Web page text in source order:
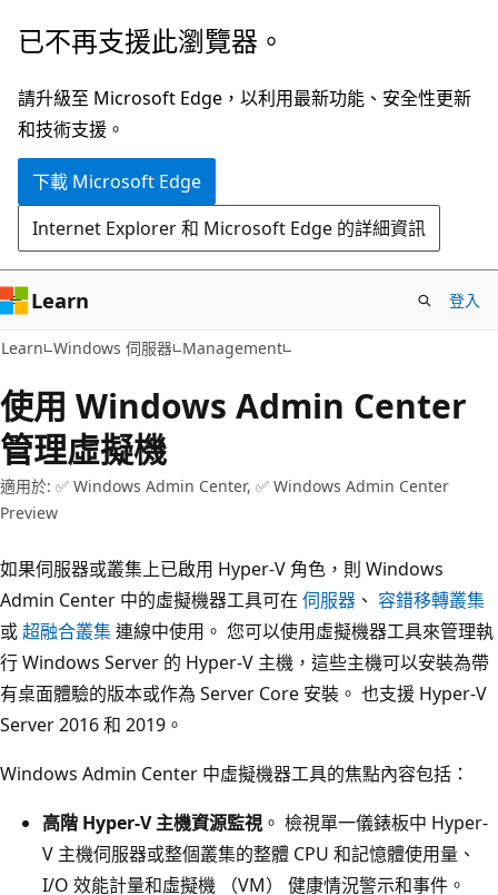
跳
主
要
內
已不再支援此瀏覽器。
請升級至 Microsoft Edge，以利用最新功能、安全性更新
和技術支援。
下載 Microsoft Edge
Internet Explorer 和 Microsoft Edge 的詳細資訊
Learn 登入
Learn Windows 伺服器 Management
使用 Windows Admin Center
管理虛擬機
適用於: ✅ Windows Admin Center, ✅ Windows Admin Center
Preview
如果伺服器或叢集上已啟用 Hyper-V 角色，則 Windows
Admin Center 中的虛擬機器工具可在 伺服器 、 容錯移轉叢集
或超融合叢集連線中使用。 您可以使用虛擬機器工具來管理執
行 Windows Server 的 Hyper-V 主機，這些主機可以安裝為帶
有桌面體驗的版本或作為 Server Core 安裝。 也支援 Hyper-V
Server 2016 和 2019。
Windows Admin Center 中虛擬機器工具的焦點內容包括：
高階 Hyper-V 主機資源監視 。 檢視單一儀錶板中 Hyper-
V 主機伺服器或整個叢集的整體 CPU 和記憶體使用量、
I/O 效能計量和虛擬機 （VM） 健康情況警示和事件。